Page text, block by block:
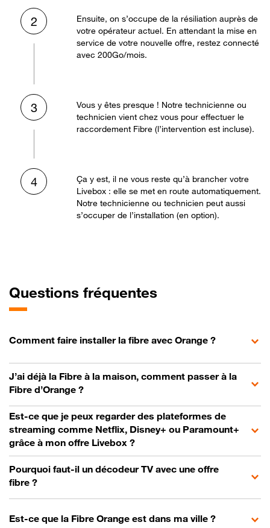
2
Ensuite, on s’occupe de la résiliation auprès de
votre opérateur actuel. En attendant la mise en
service de votre nouvelle offre, restez connecté
avec 200Go/mois.
3
Vous y êtes presque ! Notre technicienne ou
technicien vient chez vous pour effectuer le
raccordement Fibre (l’intervention est incluse).
4
Ça y est, il ne vous reste qu’à brancher votre
Livebox : elle se met en route automatiquement.
Notre technicienne ou technicien peut aussi
s’occuper de l’installation (en option).
Questions fréquentes
Comment faire installer la fibre avec Orange ?
J’ai déjà la Fibre à la maison, comment passer à la
Fibre d’Orange ?
Est-ce que je peux regarder des plateformes de
streaming comme Netflix, Disney+ ou Paramount+
grâce à mon offre Livebox ?
Pourquoi faut-il un décodeur TV avec une offre
fibre ?
Est-ce que la Fibre Orange est dans ma ville ?